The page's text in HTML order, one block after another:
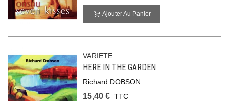
Ajouter Au Panier
VARIETE
HERE IN THE GARDEN
Richard DOBSON
15,40 € TTC